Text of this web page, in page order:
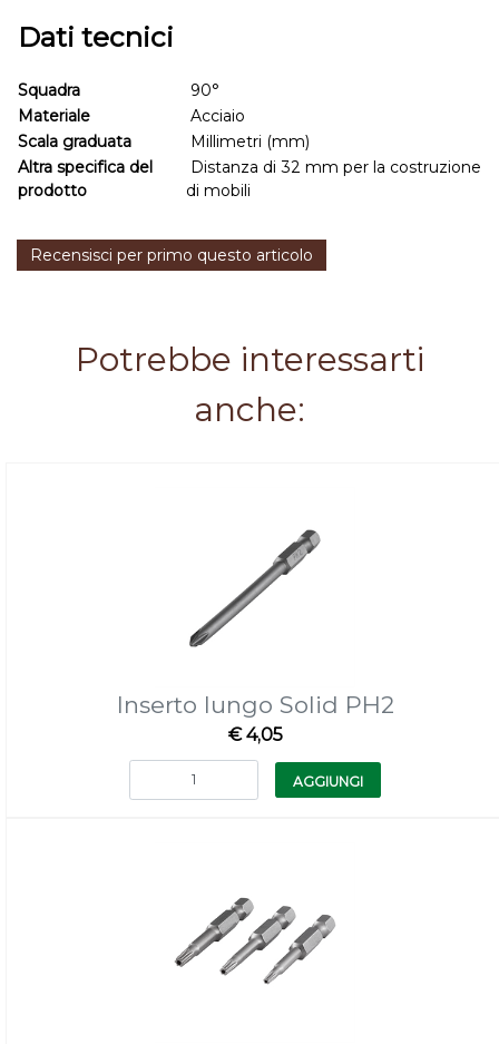
Dati tecnici
Squadra
90°
Materiale
Acciaio
Scala graduata
Millimetri (mm)
Altra specifica del
prodotto
Distanza di 32 mm per la costruzione
di mobili
Recensisci per primo questo articolo
Potrebbe interessarti
anche:
Inserto lungo Solid PH2
€ 4,05
Quantità
AGGIUNGI